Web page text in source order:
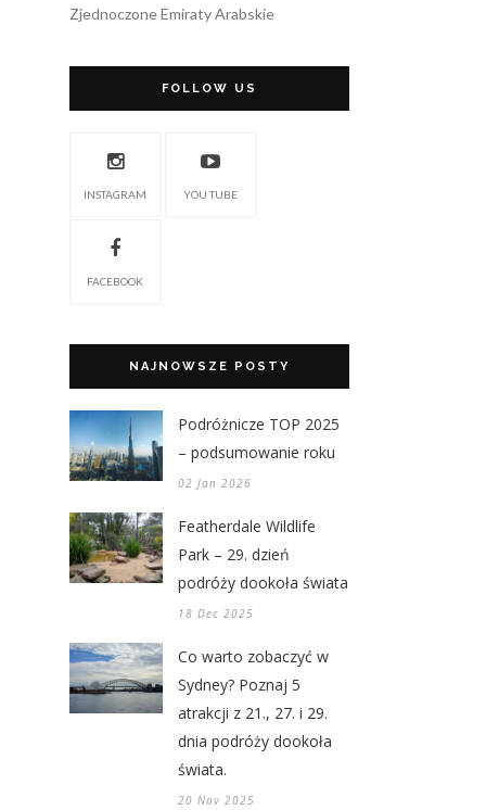
Zjednoczone Emiraty Arabskie
FOLLOW US
INSTAGRAM YOU TUBE
FACEBOOK
NAJNOWSZE POSTY
Podróżnicze TOP 2025
– podsumowanie roku
02 Jan 2026
Featherdale Wildlife
Park – 29. dzień
podróży dookoła świata
18 Dec 2025
Co warto zobaczyć w
Sydney? Poznaj 5
atrakcji z 21., 27. i 29.
dnia podróży dookoła
świata.
20 Nov 2025